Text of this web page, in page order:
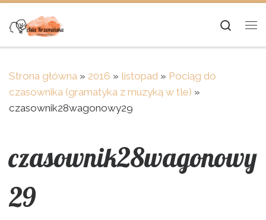
Skip to content
Strona główna » 2016 » listopad » Pociąg do
czasownika (gramatyka z muzyką w tle) »
czasownik28wagonowy29
czasownik28wagonowy
29